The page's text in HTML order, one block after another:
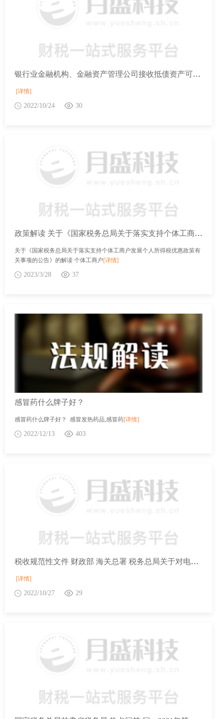
银行业金融机构、金融资产管理公司接收抵债资产可以免征契税吗？
[详情]
2022/10/24 30
政策解读 关于《国家税务总局关于落实支持个体工商户发展个人所得税优惠政策有关事项的公告》的解读
关于《国家税务总局关于落实支持个体工商户发展个人所得税优惠政策有
关事项的公告》的解读 个体工商户[详情]
2023/3/28 37
感冒药什么牌子好？
感冒药什么牌子好？ 感冒发热药品,感冒药[详情]
2022/12/13 403
税收规范性文件 财政部 海关总署 税务总局关于对电子烟征收消费税的公告
[详情]
2022/10/27 29